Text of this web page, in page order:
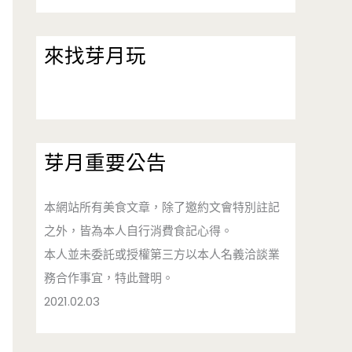
來找芽月玩
芽月重要公告
本網站所有美食文章，除了邀約文會特別註記
之外，皆為本人自行消費食記心得。
本人並未委託或授權第三方以本人名義洽談業
務合作事宜，特此聲明。
2021.02.03